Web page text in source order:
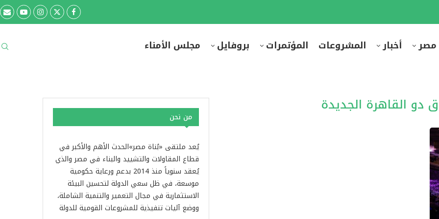
مصر أخبار المشروعات المؤتمرات بروفايل مجلس الأمناء
دو القاهرة الجديدة
من نحن
يُعد ملتقى «بُناة مصر»الحدث الأهم والأكبر في
قطاع المقاولات والتشييد والبناء في مصر والذي
يُعقد سنوياً منذ 2014 بدعم ورعاية حكومية
موسعة، في ظل سعي الدولة لتحسين البيئة
الاستثمارية في مجال التعمير والتنمية الشاملة،
ووضع آليات تنفيذية للمشروعات القومية للدولة